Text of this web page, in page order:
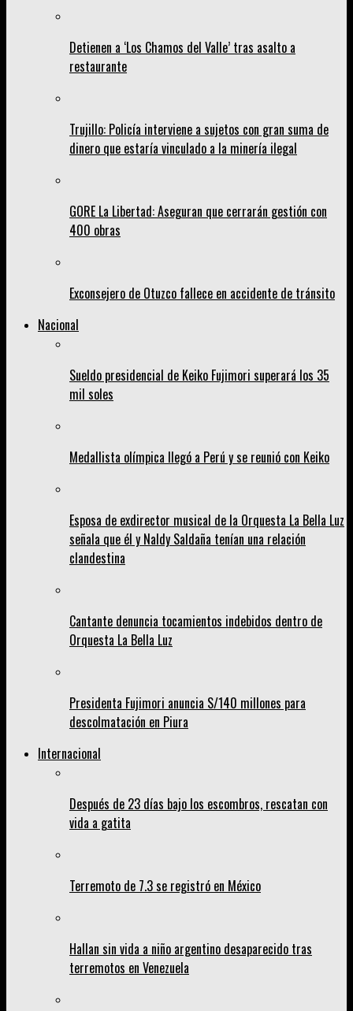
Detienen a ‘Los Chamos del Valle’ tras asalto a
restaurante
Trujillo: Policía interviene a sujetos con gran suma de
dinero que estaría vinculado a la minería ilegal
GORE La Libertad: Aseguran que cerrarán gestión con
400 obras
Exconsejero de Otuzco fallece en accidente de tránsito
Nacional
Sueldo presidencial de Keiko Fujimori superará los 35
mil soles
Medallista olímpica llegó a Perú y se reunió con Keiko
Esposa de exdirector musical de la Orquesta La Bella Luz
señala que él y Naldy Saldaña tenían una relación
clandestina
Cantante denuncia tocamientos indebidos dentro de
Orquesta La Bella Luz
Presidenta Fujimori anuncia S/140 millones para
descolmatación en Piura
Internacional
Después de 23 días bajo los escombros, rescatan con
vida a gatita
Terremoto de 7.3 se registró en México
Hallan sin vida a niño argentino desaparecido tras
terremotos en Venezuela